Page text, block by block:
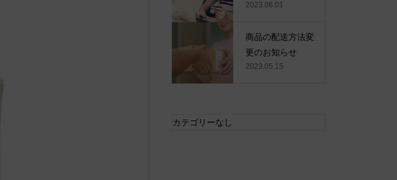
2023.06.01
商品の配送方法変
更のお知らせ
2023.05.15
カテゴリーなし